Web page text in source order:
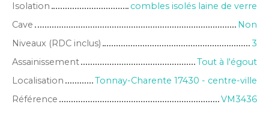
Isolation
combles isolés laine de verre
Cave
Non
Niveaux (RDC inclus)
3
Assainissement
Tout à l'égout
Localisation
Tonnay-Charente 17430 - centre-ville
Référence
VM3436